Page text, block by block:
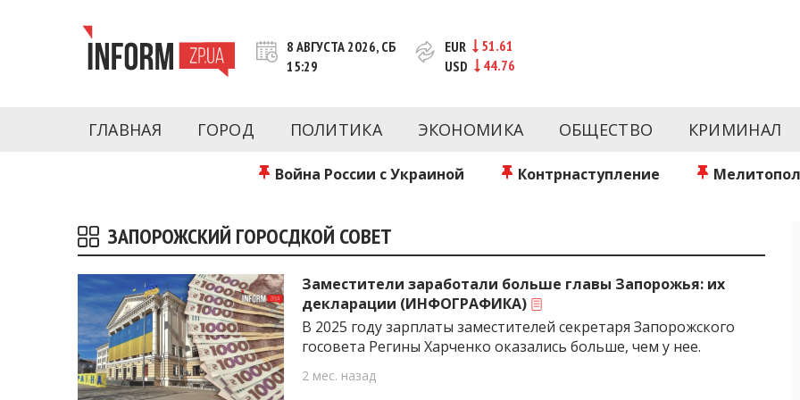
INFORM.ZP.UA – это информационный портал и сайт новостей города Запорожья. Каждый
последние новости Запорожья и Запорожской области за день. Информация и персоны Запорожья.
о событиях города Запорожья и области.
8 АВГУСТА 2026, СБ
15:29
EUR
51.61
USD
44.76
ГЛАВНАЯ ГОРОД ПОЛИТИКА ЭКОНОМИКА ОБЩЕСТВО КРИМИНАЛ
Война России с Украиной Контрнаступление
ЗАПОРОЖСКИЙ ГОРОСДКОЙ СОВЕТ
Заместители заработали больше главы Запорожья: их
декларации (ИНФОГРАФИКА)
В 2025 году зарплаты заместителей секретаря Запорожского
госовета Регины Харченко оказались больше, чем у нее.
2 мес. назад